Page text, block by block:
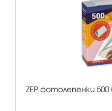
ZEP фотолепенки 500